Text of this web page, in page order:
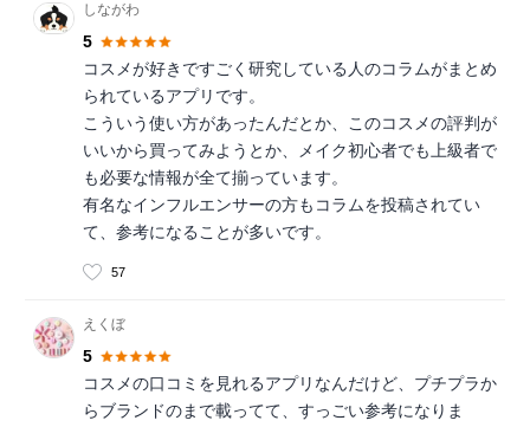
しながわ
5
コスメが好きですごく研究している人のコラムがまとめ
られているアプリです。
こういう使い方があったんだとか、このコスメの評判が
いいから買ってみようとか、メイク初心者でも上級者で
も必要な情報が全て揃っています。
有名なインフルエンサーの方もコラムを投稿されてい
て、参考になることが多いです。
57
えくぼ
5
コスメの口コミを見れるアプリなんだけど、プチプラか
らブランドのまで載ってて、すっごい参考になりま